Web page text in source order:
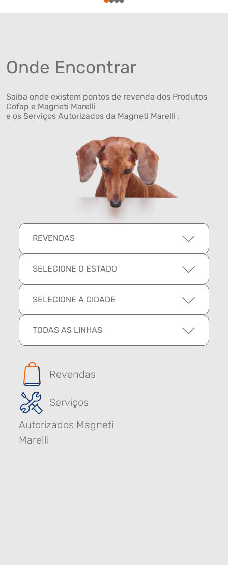
1234
Onde Encontrar
Saiba onde existem pontos de revenda dos Produtos
Cofap e Magneti Marelli
e os Serviços Autorizados da Magneti Marelli .
REVENDAS
SELECIONE O ESTADO
SELECIONE A CIDADE
TODAS AS LINHAS
Revendas
Serviços
Autorizados Magneti
Marelli